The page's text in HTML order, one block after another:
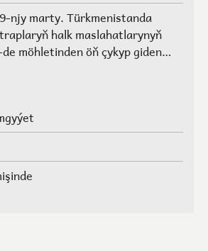
njy marty. Türkmenistanda
halk maslahatlarynyň
möhletinden öň çykyp giden
Geňeşleriň agzalarynyň ýerine